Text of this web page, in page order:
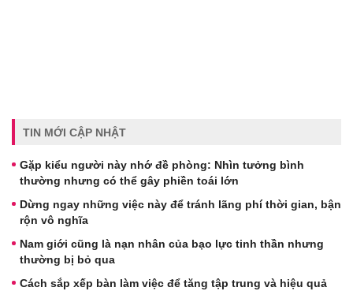
TIN MỚI CẬP NHẬT
Gặp kiểu người này nhớ đề phòng: Nhìn tưởng bình
thường nhưng có thể gây phiền toái lớn
Dừng ngay những việc này để tránh lãng phí thời gian, bận
rộn vô nghĩa
Nam giới cũng là nạn nhân của bạo lực tinh thần nhưng
thường bị bỏ qua
Cách sắp xếp bàn làm việc để tăng tập trung và hiệu quả